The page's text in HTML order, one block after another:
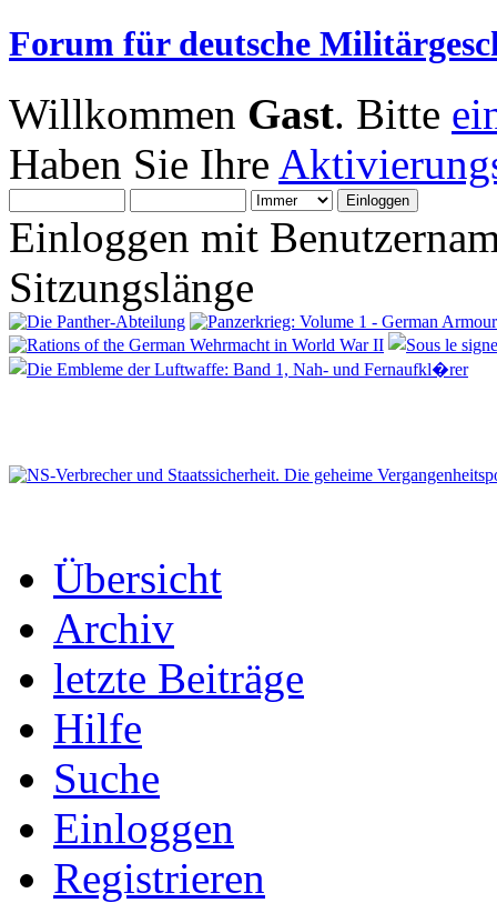
Forum für deutsche
Willkommen Gast. Bitte
Haben Sie Ihre
Einloggen mit
Sitzungslänge
Übersicht
Archiv
letzte Beiträge
Hilfe
Suche
Einloggen
Registrieren